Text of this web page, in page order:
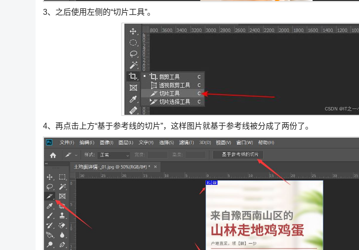
3、之后使用左侧的“切片工具”。
4、再点击上方“基于参考线的切片”，这样图片就基于参考线被分成了两份了。